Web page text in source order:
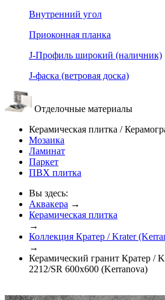
Внутренний угол
Приоконная планка
J-Профиль широкий (наличник)
J-фаска (ветровая доска)
Отделочные материалы
Керамическая плитка /
Мозаика
Ламинат
Паркет
ПВХ плитка
Вы здесь:
Аквакера →
Керамическая плитка
→
Коллекция Кратер / Krater
→
Керамический гранит Кратер /
2212/SR 600x600 (Kerranova)